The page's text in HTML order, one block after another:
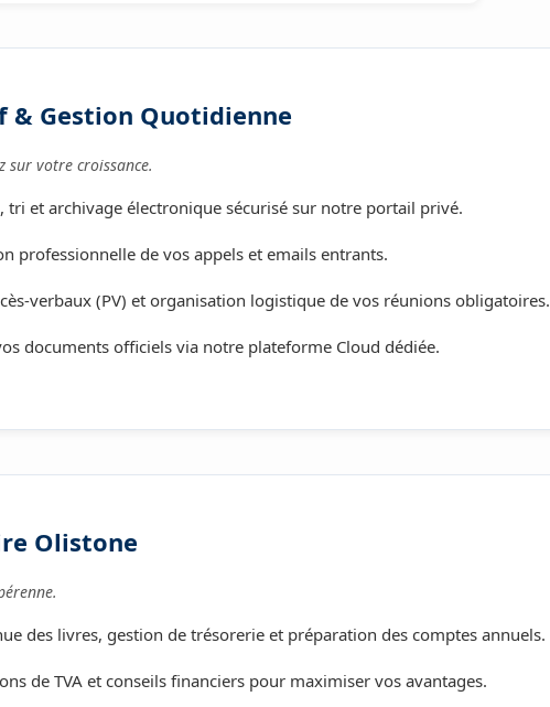
Gestion Quotidienne
sur votre croissance.
tri et archivage électronique sécurisé sur notre portail privé.
professionnelle de vos appels et emails entrants.
verbaux (PV) et organisation logistique de vos réunions obligatoires.
documents officiels via notre plateforme Cloud dédiée.
Olistone
des livres, gestion de trésorerie et préparation des comptes annuels.
de TVA et conseils financiers pour maximiser vos avantages.